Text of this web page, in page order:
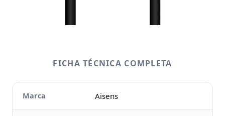
FICHA TÉCNICA COMPLETA
Marca Aisens